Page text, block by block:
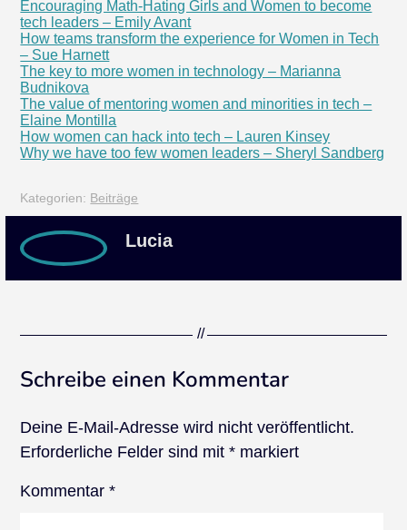
Encouraging Math-Hating Girls and Women to become
tech leaders – Emily Avant
How teams transform the experience for Women in Tech
– Sue Harnett
The key to more women in technology – Marianna
Budnikova
The value of mentoring women and minorities in tech –
Elaine Montilla
How women can hack into tech – Lauren Kinsey
Why we have too few women leaders – Sheryl Sandberg
Kategorien: Beiträge
Lucia
Schreibe einen Kommentar
Deine E-Mail-Adresse wird nicht veröffentlicht.
Erforderliche Felder sind mit* markiert
Kommentar*